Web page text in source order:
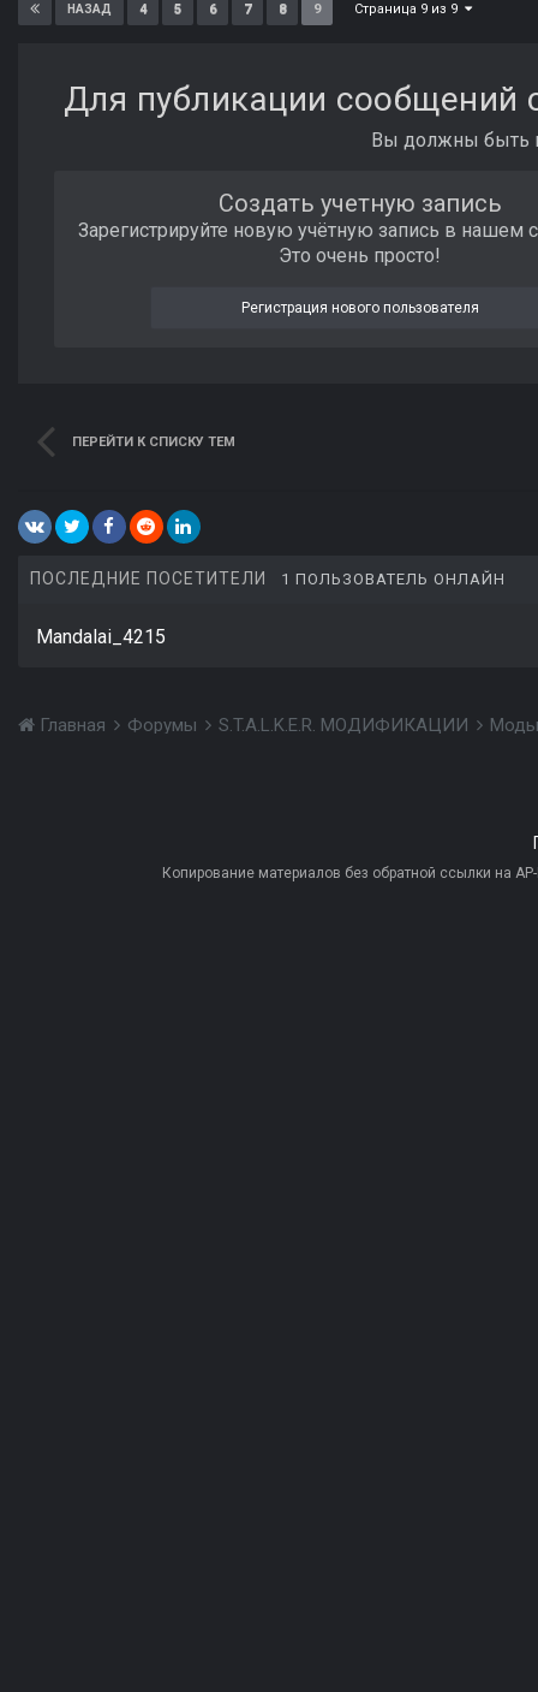
НАЗАД 4 5 6 7 8 9 Страница 9 из 9
Для публикации сообщений
Вы должны быть
Создать учетную запись
Зарегистрируйте новую учётную запись в нашем
Это очень просто!
Регистрация нового пользователя
ПЕРЕЙТИ К СПИСКУ ТЕМ
ПОСЛЕДНИЕ ПОСЕТИТЕЛИ 1 ПОЛЬЗОВАТЕЛЬ ОНЛАЙН
Mandalai_4215
Главная Форумы S.T.A.L.K.E.R. МОДИФИКАЦИИ
Копирование материалов без обратной ссылки на